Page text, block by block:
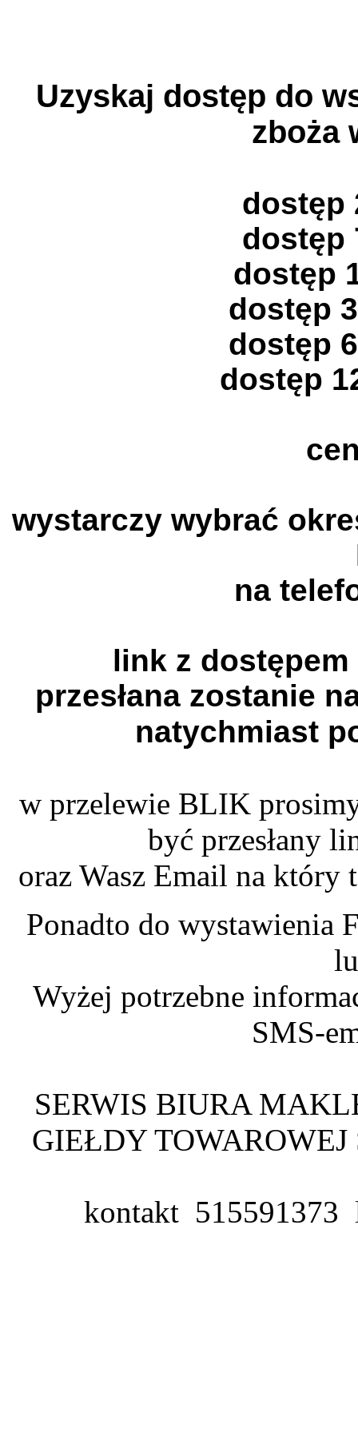
Uzyskaj dostęp do
zboża
dostęp
dostęp
dostęp
dostęp
dostęp
dostęp
wystarczy wybrać
na
link z
przesłana zostanie
natychmiast
w przelewie BLIK
być przesłany
oraz Wasz Email na który
Ponadto do wystawienia
Wyżej potrzebne
SMS-
SERWIS BIURA
GIEŁDY
kontakt 515591373